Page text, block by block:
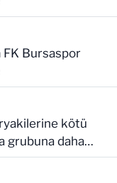
grubuna daha